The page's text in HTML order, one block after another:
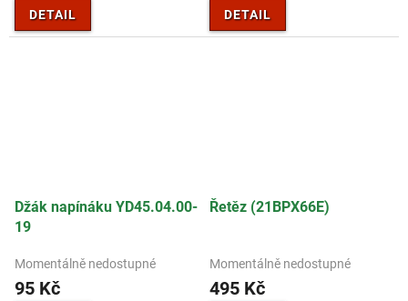
DETAIL DETAIL
Džák napínáku YD45.04.00-
19
Momentálně nedostupné
95 Kč
Řetěz (21BPX66E)
Momentálně nedostupné
495 Kč